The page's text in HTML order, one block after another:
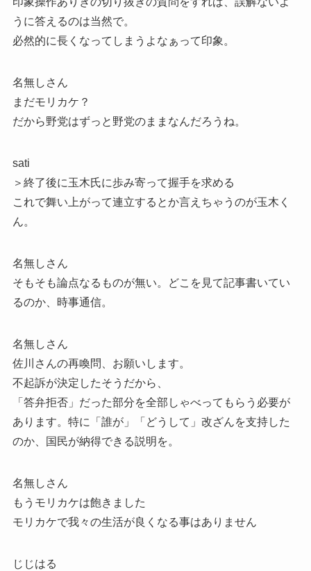
うに答えるのは当然で。
必然的に長くなってしまうよなぁって印象。
名無しさん
まだモリカケ？
だから野党はずっと野党のままなんだろうね。
sati
＞終了後に玉木氏に歩み寄って握手を求める
これで舞い上がって連立するとか言えちゃうのが玉木く
ん。
名無しさん
そもそも論点なるものが無い。どこを見て記事書いてい
るのか、時事通信。
名無しさん
佐川さんの再喚問、お願いします。
不起訴が決定したそうだから、
「答弁拒否」だった部分を全部しゃべってもらう必要が
あります。特に「誰が」「どうして」改ざんを支持した
のか、国民が納得できる説明を。
名無しさん
もうモリカケは飽きました
モリカケで我々の生活が良くなる事はありません
じじはる